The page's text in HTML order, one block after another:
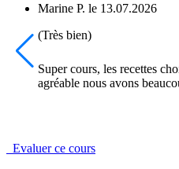
Marine P. le 13.07.2026
(Très bien)
Super cours, les recettes
agréable nous avons
Evaluer ce cours